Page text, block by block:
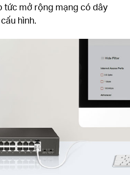
tức mở rộng mạng có dây
hình.